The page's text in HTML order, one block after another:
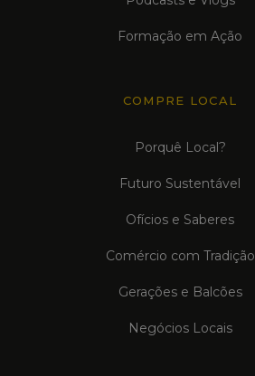
Formação em Ação
COMPRE LOCAL
Porquê Local?
Futuro Sustentável
Ofícios e Saberes
Comércio com Tradição
Gerações e Balcões
Negócios Locais